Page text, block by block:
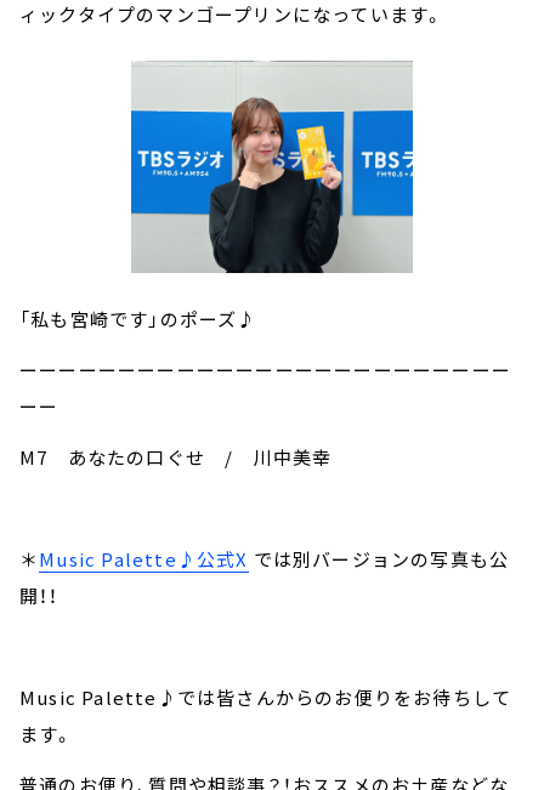
ィックタイプのマンゴープリンになっています。
「私も宮崎です」のポーズ♪
ーーーーーーーーーーーーーーーーーーーーーーーーー
ーー
M7 あなたの口ぐせ / 川中美幸
＊Music Palette♪公式X では別バージョンの写真も公
開！！
Music Palette♪では皆さんからのお便りをお待ちして
ます。
普通のお便り、質問や相談事？！おススメのお土産などな